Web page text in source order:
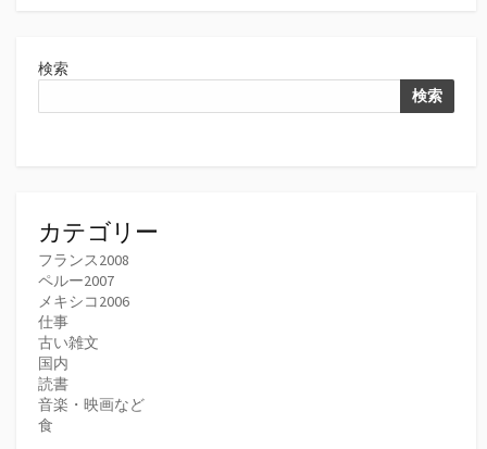
検索
検索
カテゴリー
フランス2008
ペルー2007
メキシコ2006
仕事
古い雑文
国内
読書
音楽・映画など
食